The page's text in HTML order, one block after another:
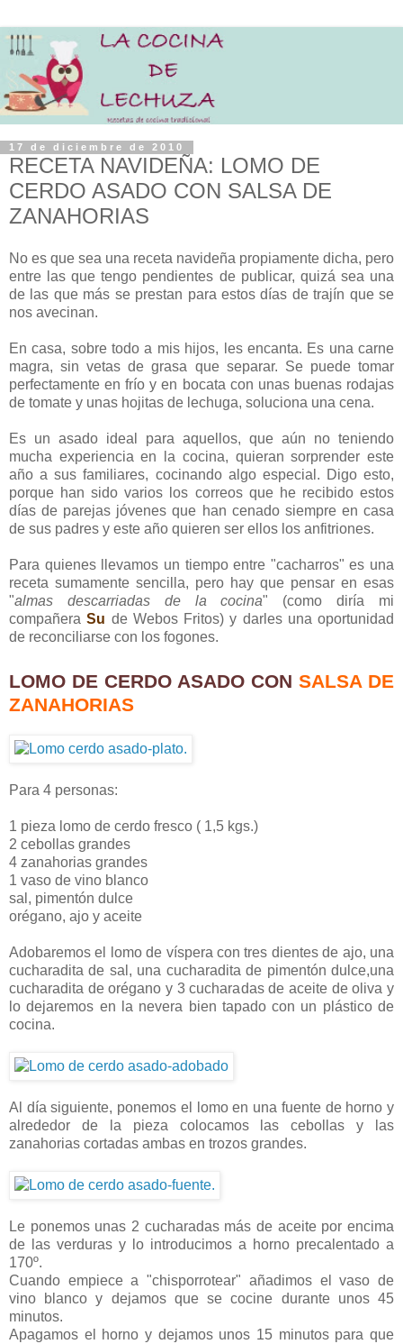
17 de diciembre de 2010
RECETA NAVIDEÑA: LOMO DE
CERDO ASADO CON SALSA DE
ZANAHORIAS
No es que sea una receta navideña propiamente dicha, pero
entre las que tengo pendientes de publicar, quizá sea una
de las que más se prestan para estos días de trajín que se
nos avecinan.
En casa, sobre todo a mis hijos, les encanta. Es una carne
magra, sin vetas de grasa que separar. Se puede tomar
perfectamente en frío y en bocata con unas buenas rodajas
de tomate y unas hojitas de lechuga, soluciona una cena.
Es un asado ideal para aquellos, que aún no teniendo
mucha experiencia en la cocina, quieran sorprender este
año a sus familiares, cocinando algo especial. Digo esto,
porque han sido varios los correos que he recibido estos
días de parejas jóvenes que han cenado siempre en casa
de sus padres y este año quieren ser ellos los anfitriones.
Para quienes llevamos un tiempo entre "cacharros" es una
receta sumamente sencilla, pero hay que pensar en esas
"almas descarriadas de la cocina" (como diría mi
compañeraSu de Webos Fritos) y darles una oportunidad
de reconciliarse con los fogones.
LOMO DE CERDO ASADO CON SALSA DE
ZANAHORIAS
Para 4 personas:
1 pieza lomo de cerdo fresco ( 1,5 kgs.)
2 cebollas grandes
4 zanahorias grandes
1 vaso de vino blanco
sal, pimentón dulce
orégano, ajo y aceite
Adobaremos el lomo de víspera con tres dientes de ajo, una
cucharadita de sal, una cucharadita de pimentón dulce,una
cucharadita de orégano y 3 cucharadas de aceite de oliva y
lo dejaremos en la nevera bien tapado con un plástico de
cocina.
Al día siguiente, ponemos el lomo en una fuente de horno y
alrededor de la pieza colocamos las cebollas y las
zanahorias cortadas ambas en trozos grandes.
Le ponemos unas 2 cucharadas más de aceite por encima
de las verduras y lo introducimos a horno precalentado a
170º.
Cuando empiece a "chisporrotear" añadimos el vaso de
vino blanco y dejamos que se cocine durante unos 45
minutos.
Apagamos el horno y dejamos unos 15 minutos para que